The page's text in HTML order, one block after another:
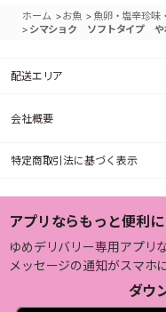
ホーム >お魚 > 魚卵・塩辛珍味
> シマショク ソフトタイプ や
配送エリア
会社概要
特定商取引法に基づく表示
アプリならもっと便利に
ゆめデリバリー専用アプリな
メッセージの通知がスマホ
ダウ